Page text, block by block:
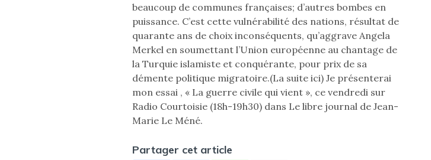
beaucoup de communes françaises; d’autres bombes en
puissance. C’est cette vulnérabilité des nations, résultat de
quarante ans de choix inconséquents, qu’aggrave Angela
Merkel en soumettant l’Union européenne au chantage de
la Turquie islamiste et conquérante, pour prix de sa
démente politique migratoire.(La suite ici) Je présenterai
mon essai , « La guerre civile qui vient », ce vendredi sur
Radio Courtoisie (18h-19h30) dans Le libre journal de Jean-
Marie Le Méné.
Partager cet article